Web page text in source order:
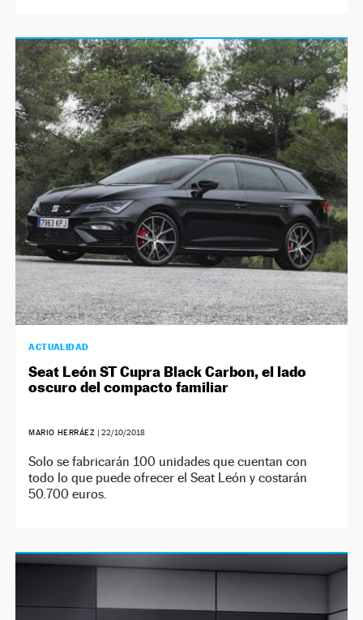
ACTUALIDAD
Seat León ST Cupra Black Carbon, el lado
oscuro del compacto familiar
MARIO HERRÁEZ |22/10/2018
Solo se fabricarán 100 unidades que cuentan con
todo lo que puede ofrecer el Seat León y costarán
50.700 euros.